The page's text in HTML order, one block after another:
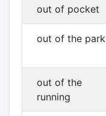
out of pocket
out of the park
out of the
running